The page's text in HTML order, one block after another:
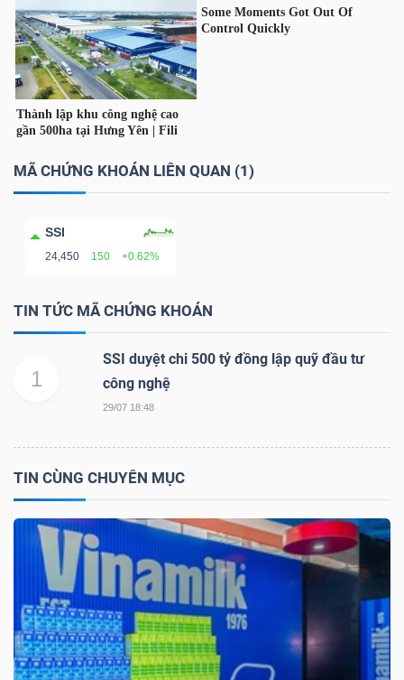
MÃ CHỨNG KHOÁN LIÊN QUAN (1)
SSI
24,450 150 +0.62%
TIN TỨC MÃ CHỨNG KHOÁN
1
SSI duyệt chi 500 tỷ đồng lập quỹ đầu tư
công nghệ
29/07 18:48
TIN CÙNG CHUYÊN MỤC
TÀI
CHÍNH
CÁ
NHÂN
TÍCH
VIETSTOCKFINANCE
MÔ
NGÀNH
DOANH
NGHIỆP
CỔ